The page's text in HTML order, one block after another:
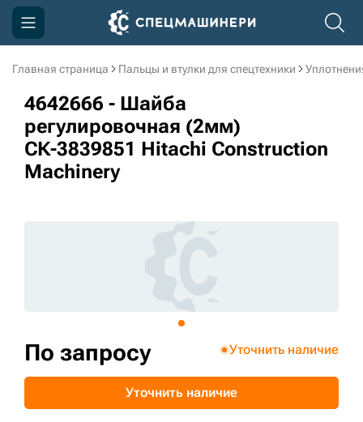
Главная страница Пальцы и втулки для спецтехники
4642666 - Шайба
регулировочная (2мм)
СК-3839851 Hitachi Construction
Machinery
По запросу Уточнить наличие
Уточнить наличие
Компания
Акции
Доставка и оплата
Информация
sksale@skdst.ru
+7 (499) 394-50-93